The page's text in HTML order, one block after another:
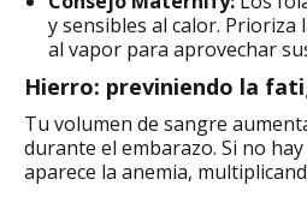
y sensibles al calor. Prioriza
al vapor para aprovechar
Hierro: previniendo la
Tu volumen de sangre
durante el embarazo. Si no
aparece la anemia,